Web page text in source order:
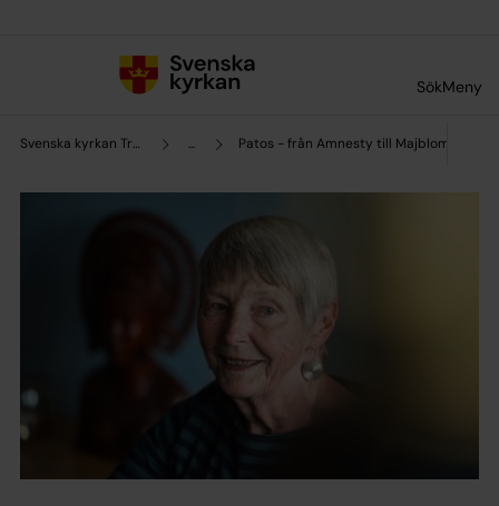
SökMeny
Svenska kyrkan Trollhättan ... Patos - från Amnesty till Majblomman